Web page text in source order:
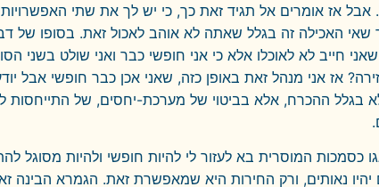
אז אומרים אל תגיד זאת כך, כי יש לך את שתי האפשרויות
האכילה זה בגלל שאתה לא אוהב לאכול זאת. בסופו של
חייב לא לאוכלו אלא כי אני חופשי כבר ואני שולט בשני
אז אני מנהל זאת באופן כזה, שאני אכן כבר חופשי אבל
בגלל ההכרח, אלא בביטוי של מערכת-יחסים, של התייחסות
כסמכות המוסרית בא לעזור לי להיות חופשי ולהיות מסוגל
נאותים, ורק החירות היא שמאפשרת זאת. הגמרא הבינה